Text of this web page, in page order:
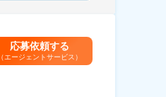
応募依頼する
（エージェントサービス）